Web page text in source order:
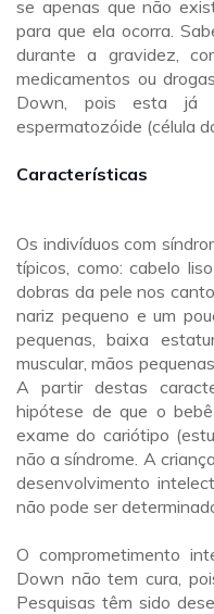
se apenas que não
para que ela ocorra.
durante a gravidez,
medicamentos ou
Down, pois esta já
espermatozóide (célula
Características
Os indivíduos com
típicos, como: cabelo
dobras da pele nos
nariz pequeno e um
pequenas, baixa
muscular, mãos
A partir destas
hipótese de que o
exame do cariótipo
não a síndrome. A
desenvolvimento
não pode ser
O comprometimento
Down não tem cura,
Pesquisas têm sido